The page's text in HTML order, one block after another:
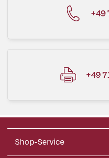
+49
+49
Shop-Service